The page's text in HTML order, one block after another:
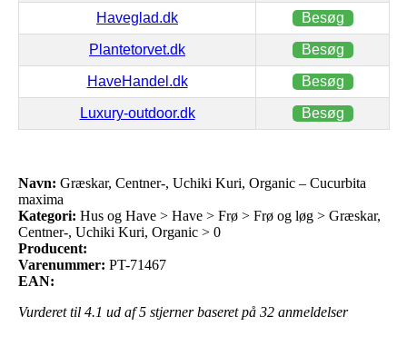
Haveglad.dk Besøg
Plantetorvet.dk Besøg
HaveHandel.dk Besøg
Luxury-outdoor.dk Besøg
Navn: Græskar, Centner-, Uchiki Kuri, Organic – Cucurbita
maxima
Kategori: Hus og Have > Have > Frø > Frø og løg > Græskar,
Centner-, Uchiki Kuri, Organic > 0
Producent:
Varenummer: PT-71467
EAN:
Vurderet til 4.1 ud af 5 stjerner baseret på 32 anmeldelser